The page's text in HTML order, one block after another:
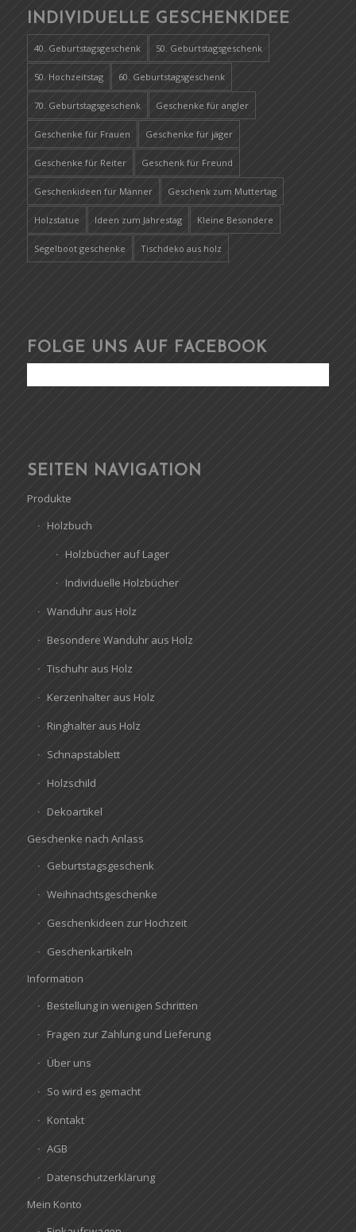
INDIVIDUELLE GESCHENKIDEE
40. Geburtstagsgeschenk 50. Geburtstagsgeschenk
50. Hochzeitstag 60. Geburtstagsgeschenk
70. Geburtstagsgeschenk Geschenke für angler
Geschenke für Frauen Geschenke für jäger
Geschenke für Reiter Geschenk für Freund
Geschenkideen für Männer Geschenk zum Muttertag
Holzstatue Ideen zum Jahrestag Kleine Besondere
Segelboot geschenke Tischdeko aus holz
FOLGE UNS AUF FACEBOOK
SEITEN NAVIGATION
Produkte
Holzbuch
Holzbücher auf Lager
Individuelle Holzbücher
Wanduhr aus Holz
Besondere Wanduhr aus Holz
Tischuhr aus Holz
Kerzenhalter aus Holz
Ringhalter aus Holz
Schnapstablett
Holzschild
Dekoartikel
Geschenke nach Anlass
Geburtstagsgeschenk
Weihnachtsgeschenke
Geschenkideen zur Hochzeit
Geschenkartikeln
Information
Bestellung in wenigen Schritten
Fragen zur Zahlung und Lieferung
Über uns
So wird es gemacht
Kontakt
AGB
Datenschutzerklärung
Mein Konto